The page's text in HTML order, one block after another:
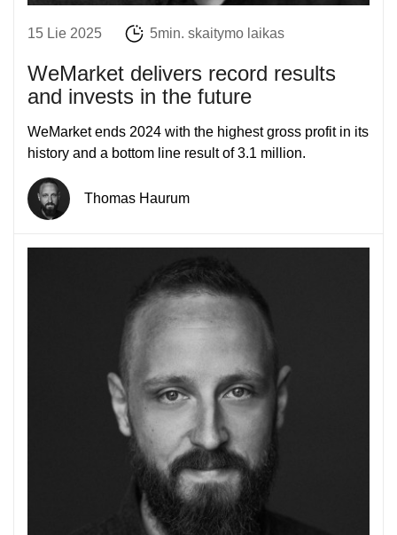
15 Lie 2025 5min. skaitymo laikas
WeMarket delivers record results
and invests in the future
WeMarket ends 2024 with the highest gross profit in its
history and a bottom line result of 3.1 million.
Thomas Haurum